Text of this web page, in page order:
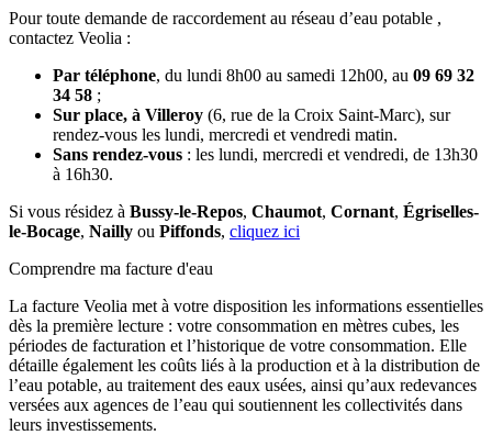
Pour toute demande de raccordement au réseau d’eau potable ,
contactez Veolia :
Par téléphone, du lundi 8h00 au samedi 12h00, au 09 69 32
34 58 ;
Sur place, à Villeroy (6, rue de la Croix Saint-Marc), sur
rendez-vous les lundi, mercredi et vendredi matin.
Sans rendez-vous : les lundi, mercredi et vendredi, de 13h30
à 16h30.
Si vous résidez à Bussy-le-Repos, Chaumot, Cornant, Égriselles-
le-Bocage, Nailly ou Piffonds, cliquez ici
Comprendre ma facture d'eau
La facture Veolia met à votre disposition les informations essentielles
dès la première lecture : votre consommation en mètres cubes, les
périodes de facturation et l’historique de votre consommation. Elle
détaille également les coûts liés à la production et à la distribution de
l’eau potable, au traitement des eaux usées, ainsi qu’aux redevances
versées aux agences de l’eau qui soutiennent les collectivités dans
leurs investissements.